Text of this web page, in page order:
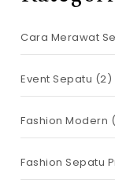
Cara Merawat
Event Sepatu (2)
Fashion Modern
Fashion Sepatu